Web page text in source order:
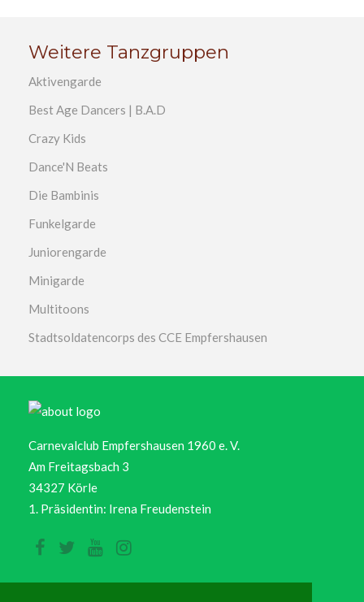
Weitere Tanzgruppen
Aktivengarde
Best Age Dancers | B.A.D
Crazy Kids
Dance'N Beats
Die Bambinis
Funkelgarde
Juniorengarde
Minigarde
Multitoons
Stadtsoldatencorps des CCE Empfershausen
Carnevalclub Empfershausen 1960 e. V.
Am Freitagsbach 3
34327 Körle
1. Präsidentin: Irena Freudenstein